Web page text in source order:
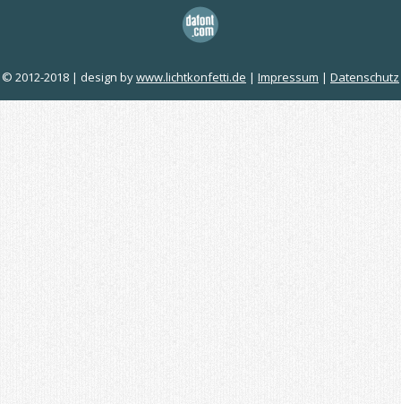
© 2012-2018 | design bywww.lichtkonfetti.de | Impressum | Datenschutz